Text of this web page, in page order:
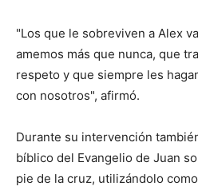
"Los que le sobreviven a Alex
amemos más que nunca, que
respeto y que siempre les
con nosotros", afirmó.
Durante su intervención
bíblico del Evangelio de Juan
pie de la cruz, utilizándolo